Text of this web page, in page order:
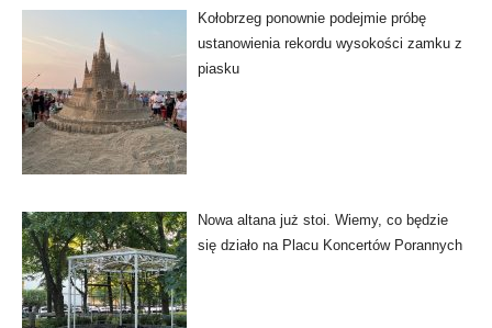
Kołobrzeg ponownie podejmie próbę
ustanowienia rekordu wysokości zamku z
piasku
Nowa altana już stoi. Wiemy, co będzie
się działo na Placu Koncertów Porannych